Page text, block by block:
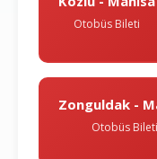
Otobüs Bileti
Zonguldak -
Otobüs Bileti